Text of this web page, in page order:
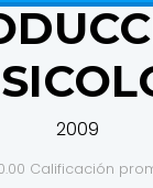
2009
Calificación